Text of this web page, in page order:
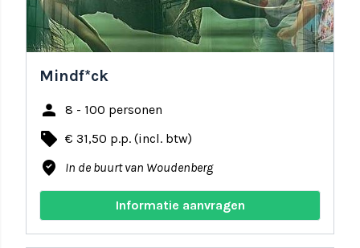
Mindf*ck
person 8 - 100 personen
local_offer € 31,50 p.p. (incl. btw)
where_to_vote In de buurt van Woudenberg
Informatie aanvragen